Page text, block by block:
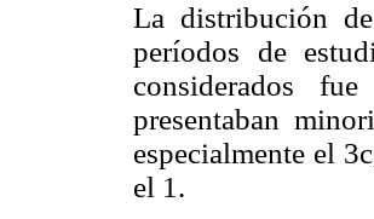
La distribución
períodos de
considerados
presentaban
especialmente el
el 1.